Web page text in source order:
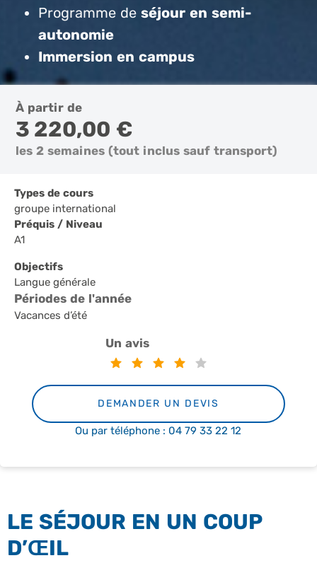
Programme de séjour en semi-
autonomie
Immersion en campus
À partir de
3 220,00 €
les 2 semaines (tout inclus sauf transport)
Types de cours
groupe international
Préquis / Niveau
A1
Objectifs
Langue générale
Périodes de l'année
Vacances d’été
Un avis
DEMANDER UN DEVIS
Ou par téléphone : 04 79 33 22 12
LE SÉJOUR EN UN COUP
D’ŒIL